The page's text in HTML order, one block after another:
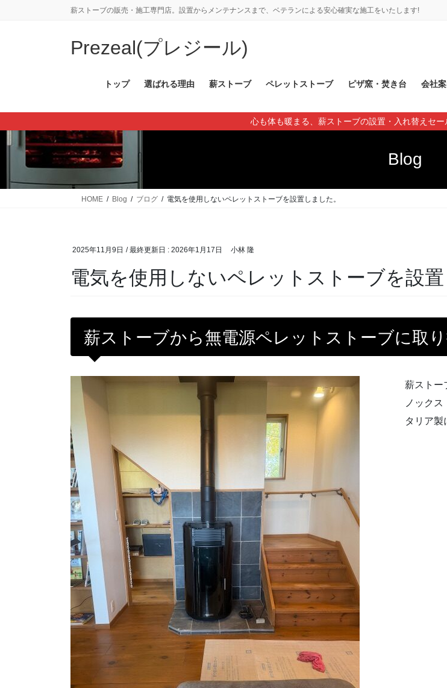
薪ストーブの販売・施工専門店。設置からメンテナンスまで、ベテランによる安心確実な施工をいたします!
Prezeal(プレジール)
トップ 選ばれる理由 薪ストーブ ペレットストーブ ピザ窯・焚き台 会社
心も体も暖まる、薪ストーブの設置・入れ替えセー
Blog
HOME Blog ブログ 電気を使用しないペレットストーブを設置しました。
2025年11月9日 / 最終更新日 : 2026年1月17日 小林 隆
電気を使用しないペレットストーブを設置
薪ストーブから無電源ペレットストーブに取
薪ストー
ノック
タリア製